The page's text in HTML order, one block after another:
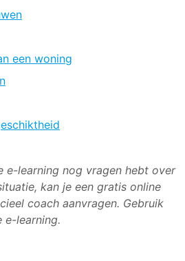
een woning
e-learning nog vragen hebt over
kan je een gratis online
coach aanvragen. Gebruik
e-learning.